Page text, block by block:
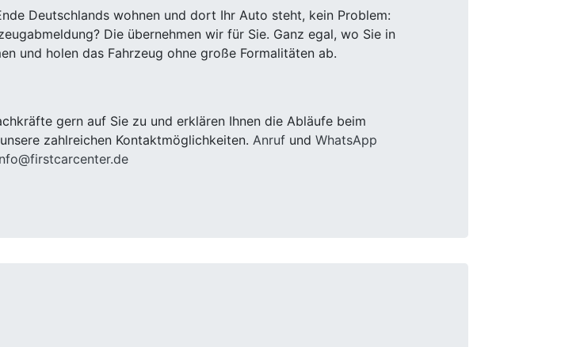
Deutschlands wohnen und dort Ihr Auto steht, kein Problem:
Die übernehmen wir für Sie. Ganz egal, wo Sie in
und holen das Fahrzeug ohne große Formalitäten ab.
gern auf Sie zu und erklären Ihnen die Abläufe beim
zahlreichen Kontaktmöglichkeiten. Anruf und WhatsApp